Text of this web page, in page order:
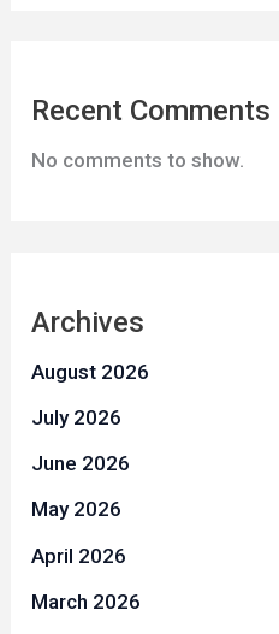
Recent Comments
No comments to show.
Archives
August 2026
July 2026
June 2026
May 2026
April 2026
March 2026